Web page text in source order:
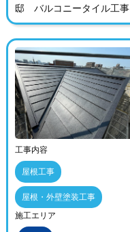
邸 バルコニータイル工事
工事内容
屋根工事
屋根・外壁塗装工事
施工エリア